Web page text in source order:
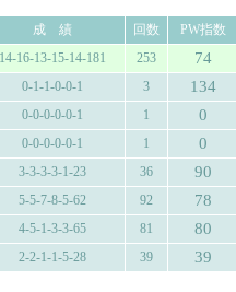
成 績 回数
PW指数
14-16-13-15-14-181 253 74
0-1-1-0-0-1 3 134
0-0-0-0-0-1 1 0
0-0-0-0-0-1 1 0
3-3-3-3-1-23 36 90
5-5-7-8-5-62 92 78
4-5-1-3-3-65 81 80
2-2-1-1-5-28 39 39